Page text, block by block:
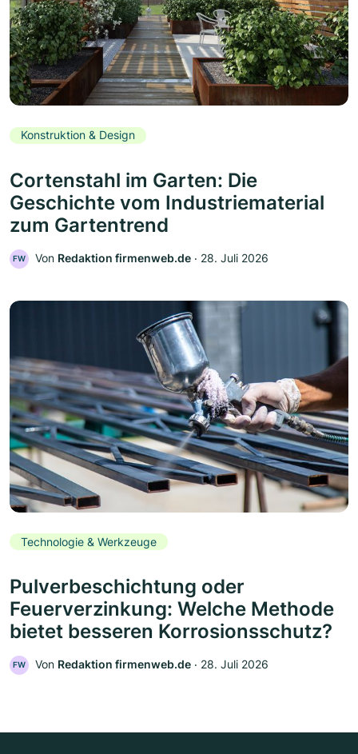
Konstruktion & Design
Cortenstahl im Garten: Die
Geschichte vom Industriematerial
zum Gartentrend
FW Von Redaktion firmenweb.de ‧ 28. Juli 2026
Technologie & Werkzeuge
Pulverbeschichtung oder
Feuerverzinkung: Welche Methode
bietet besseren Korrosionsschutz?
FW Von Redaktion firmenweb.de ‧ 28. Juli 2026